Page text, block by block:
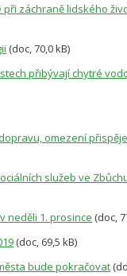
záchraně lidského
(doc, 70,0 kB)
přibývají chytré
omezení přispěje
služeb ve
neděli 1. prosince (doc,
(doc, 69,5 kB)
bude pokračovat